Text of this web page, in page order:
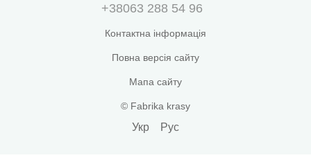
+38063 288 54 96
Контактна інформація
Повна версія сайту
Мапа сайту
© Fabrika krasy
Укр Рус